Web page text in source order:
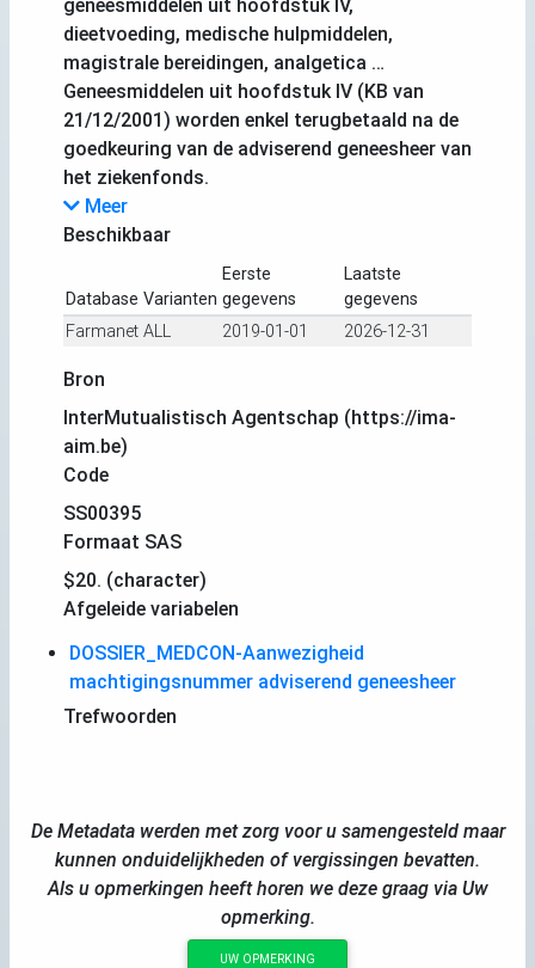
geneesmiddelen uit hoofdstuk IV,
dieetvoeding, medische hulpmiddelen,
magistrale bereidingen, analgetica …
Geneesmiddelen uit hoofdstuk IV (KB van
21/12/2001) worden enkel terugbetaald na de
goedkeuring van de adviserend geneesheer van
het ziekenfonds.
Meer
Beschikbaar
Database Varianten
Eerste
gegevens
Laatste
gegevens
Farmanet ALL 2019-01-01 2026-12-31
Bron
InterMutualistisch Agentschap (https://ima-
aim.be)
Code
SS00395
Formaat SAS
$20. (character)
Afgeleide variabelen
DOSSIER_MEDCON-Aanwezigheid
machtigingsnummer adviserend geneesheer
Trefwoorden
De Metadata werden met zorg voor u samengesteld maar
kunnen onduidelijkheden of vergissingen bevatten.
Als u opmerkingen heeft horen we deze graag via Uw
opmerking.
UW OPMERKING